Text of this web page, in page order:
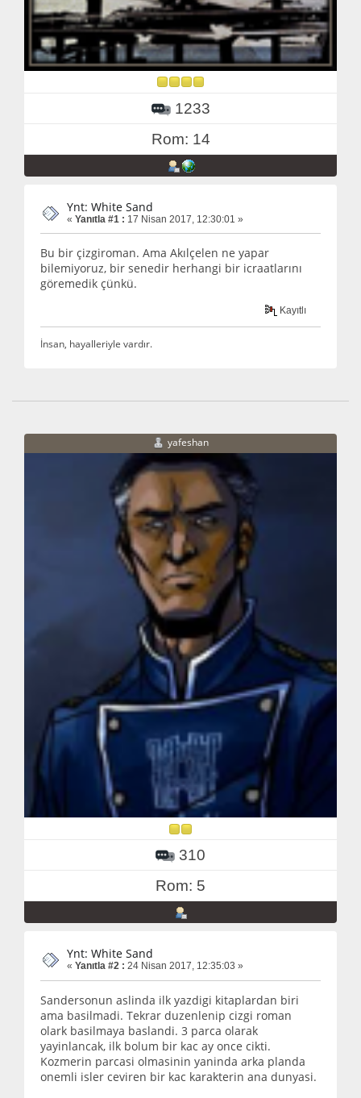
1233
Rom: 14
Ynt: White Sand
« Yanıtla #1 : 17 Nisan 2017, 12:30:01 »
Bu bir çizgiroman. Ama Akılçelen ne yapar
bilemiyoruz, bir senedir herhangi bir icraatlarını
göremedik çünkü.
Kayıtlı
İnsan, hayalleriyle vardır.
yafeshan
310
Rom: 5
Ynt: White Sand
« Yanıtla #2 : 24 Nisan 2017, 12:35:03 »
Sandersonun aslinda ilk yazdigi kitaplardan biri
ama basilmadi. Tekrar duzenlenip cizgi roman
olark basilmaya baslandi. 3 parca olarak
yayinlancak, ilk bolum bir kac ay once cikti.
Kozmerin parcasi olmasinin yaninda arka planda
onemli isler ceviren bir kac karakterin ana dunyasi.